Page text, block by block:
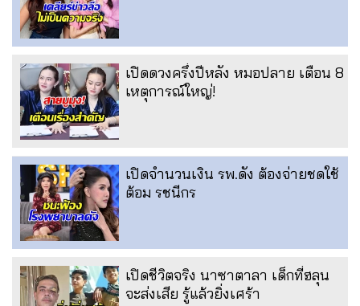
เปิดดวงครึ่งปีหลัง หมอปลาย เตือน 8
เหตุการณ์ใหญ่!
เปิดจำนวนเงิน รพ.ดัง ต้องจ่ายชดใช้
ต้อม รชนีกร
เปิดชีวิตจริง นาซาตาลา เด็กที่ฮลุน
จะส่งเสีย รู้แล้วยิ่งเศร้า